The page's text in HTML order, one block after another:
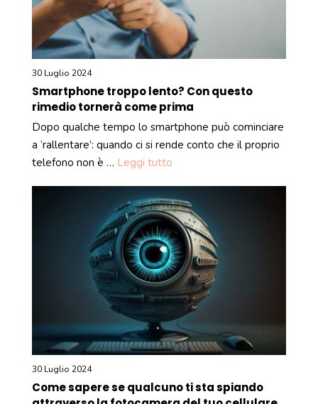
30 Luglio 2024
Smartphone troppo lento? Con questo
rimedio tornerà come prima
Dopo qualche tempo lo smartphone può cominciare
a ‘rallentare’: quando ci si rende conto che il proprio
telefono non è … Leggi tutto
30 Luglio 2024
Come sapere se qualcuno ti sta spiando